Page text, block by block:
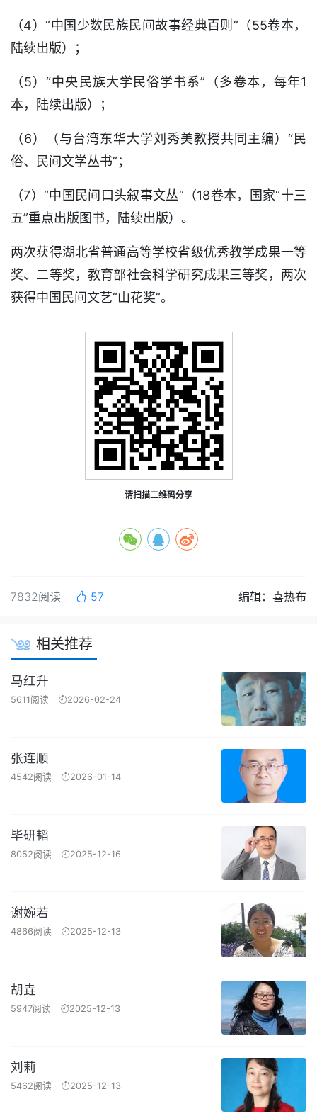
（4）“中国少数民族民间故事经典百则”（55卷本，
陆续出版）；
（5）“中央民族大学民俗学书系”（多卷本，每年1
本，陆续出版）；
（6）（与台湾东华大学刘秀美教授共同主编）“民
俗、民间文学丛书”；
（7）“中国民间口头叙事文丛”（18卷本，国家“十三
五”重点出版图书，陆续出版）。
两次获得湖北省普通高等学校省级优秀教学成果一等
奖、二等奖，教育部社会科学研究成果三等奖，两次
获得中国民间文艺“山花奖”。
请扫描二维码分享
7832阅读 57 编辑：喜热布
相关推荐
马红升
5611阅读 2026-02-24
张连顺
4542阅读 2026-01-14
毕研韬
8052阅读 2025-12-16
谢婉若
4866阅读 2025-12-13
胡垚
5947阅读 2025-12-13
刘莉
5462阅读 2025-12-13